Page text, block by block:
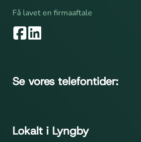
Få lavet en firmaaftale
Se vores telefontider:
Lokalt i Lyngby